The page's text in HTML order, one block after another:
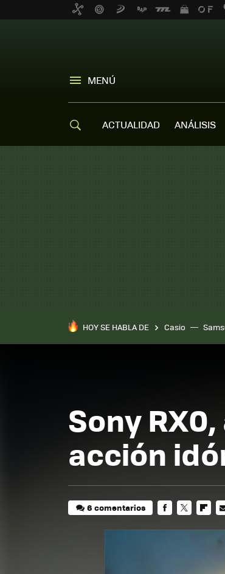
MENÚ
ACTUALIDAD ANÁLISIS
HOY SE HABLA DE Casio
Sony
acción
6 comentarios